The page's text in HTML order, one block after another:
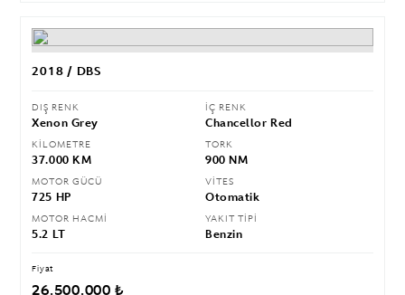
2018 / DBS
DIŞ RENK
Xenon Grey
İÇ RENK
Chancellor Red
KİLOMETRE
37.000 KM
TORK
900 NM
MOTOR GÜCÜ
725 HP
VİTES
Otomatik
MOTOR HACMİ
5.2 LT
YAKIT TİPİ
Benzin
Fiyat
26.500.000 ₺